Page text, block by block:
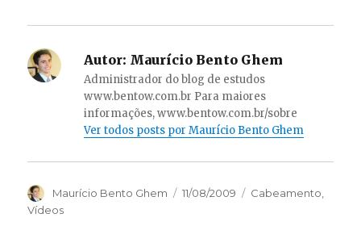
Autor: Maurício Bento Ghem
Administrador do blog de estudos
www.bentow.com.br Para maiores
informações, www.bentow.com.br/sobre
Ver todos posts por Maurício Bento Ghem
Autor
Maurício Bento Ghem
Publicado
11/08/2009 Categorias
Cabeamento
Vídeos